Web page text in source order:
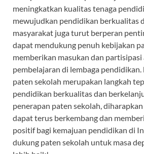
meningkatkan kualitas tenaga
mewujudkan pendidikan berkualitas
masyarakat juga turut berperan
dapat mendukung penuh kebijakan
memberikan masukan dan
pembelajaran di lembaga pendidikan.
paten sekolah merupakan langkah
pendidikan berkualitas dan
penerapan paten sekolah,
dapat terus berkembang dan
positif bagi kemajuan pendidikan di
dukung paten sekolah untuk masa